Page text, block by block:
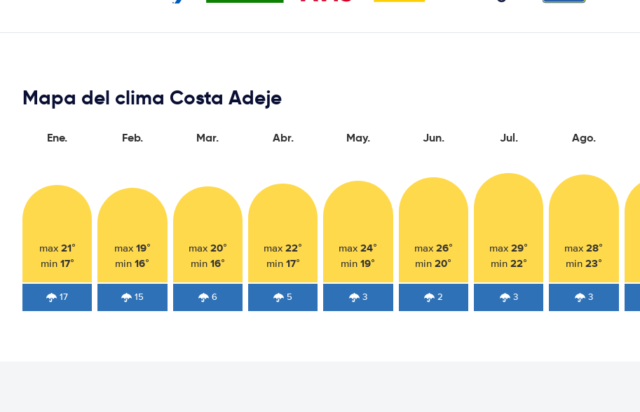
Mapa del clima Costa Adeje
Ene.
max 21°
min 17°
17
Feb.
max 19°
min16°
15
Mar.
max 20°
min 16°
6
Abr.
max22°
min 17°
5
May.
max24°
min19°
3
Jun.
max 26°
min20°
2
Jul.
max29°
min 22°
3
Ago.
max28°
min 23°
3